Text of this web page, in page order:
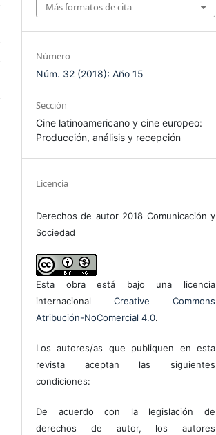
Más formatos de cita
Número
Núm. 32 (2018): Año 15
Sección
Cine latinoamericano y cine europeo:
Producción, análisis y recepción
Licencia
Derechos de autor 2018 Comunicación y
Sociedad
Esta obra está bajo una licencia
internacional Creative Commons
Atribución-NoComercial 4.0.
Los autores/as que publiquen en esta
revista aceptan las siguientes
condiciones:
De acuerdo con la legislación de
derechos de autor, los autores